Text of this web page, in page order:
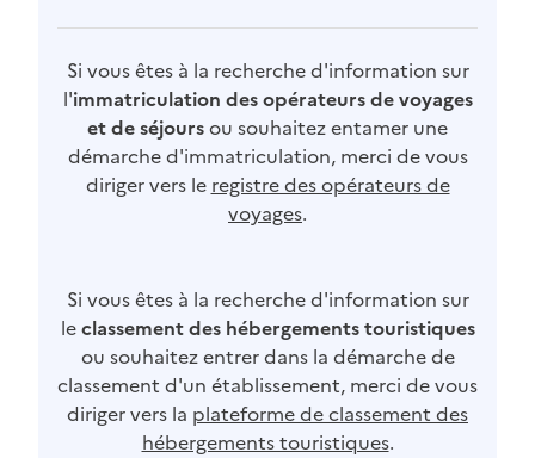
Si vous êtes à la recherche d'information sur
l'immatriculation des opérateurs de voyages
et de séjoursou souhaitez entamer une
démarche d'immatriculation, merci de vous
diriger vers le registre des opérateurs de
voyages.
Si vous êtes à la recherche d'information sur
leclassement des hébergements touristiques
ou souhaitez entrer dans la démarche de
classement d'un établissement, merci de vous
diriger vers la plateforme de classement des
hébergements touristiques.